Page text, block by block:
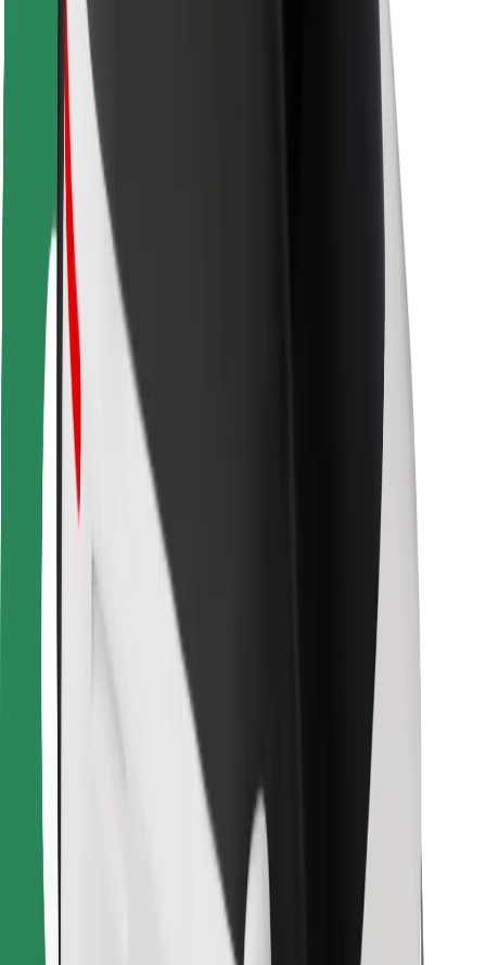
Drošības laboratorija
Pilsētas
Pilsētas
Risinājumi pilsētām
Lidostas
Bolt uzlādes statīvi
Palīdzība
Pasažieriem
Autovadītājiem
Kurjeriem
Bolt Food
Autoparku īpašniekiem
Restorāniem
Bolt for Business
Noteikumi un nosacījumi
Saņem braucienu minūšu laikā!
Lejupielādē Bolt lietotni
Atrodi savas mīļākās maltītes!